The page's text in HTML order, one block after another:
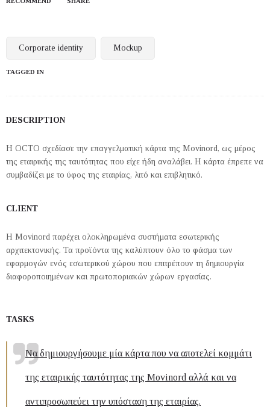
Corporate identity Mockup
TAGGED IN
DESCRIPTION
Η OCTO σχεδίασε την επαγγελματική κάρτα της Movinord, ως μέρος
της εταιρικής της ταυτότητας που είχε ήδη αναλάβει. Η κάρτα έπρεπε να
συμβαδίζει με το ύφος της εταιρίας, λιτό και επιβλητικό.
CLIENT
H Movinord παρέχει ολοκληρωμένα συστήματα εσωτερικής
αρχιτεκτονικής. Τα προϊόντα της καλύπτουν όλο το φάσμα των
εφαρμογών ενός εσωτερικού χώρου που επιτρέπουν τη δημιουργία
διαφοροποιημένων και πρωτοποριακών χώρων εργασίας.
TASKS
Να δημιουργήσουμε μία κάρτα που να αποτελεί κομμάτι
της εταιρικής ταυτότητας της Movinord αλλά και να
αντιπροσωπεύει την υπόσταση της εταιρίας.